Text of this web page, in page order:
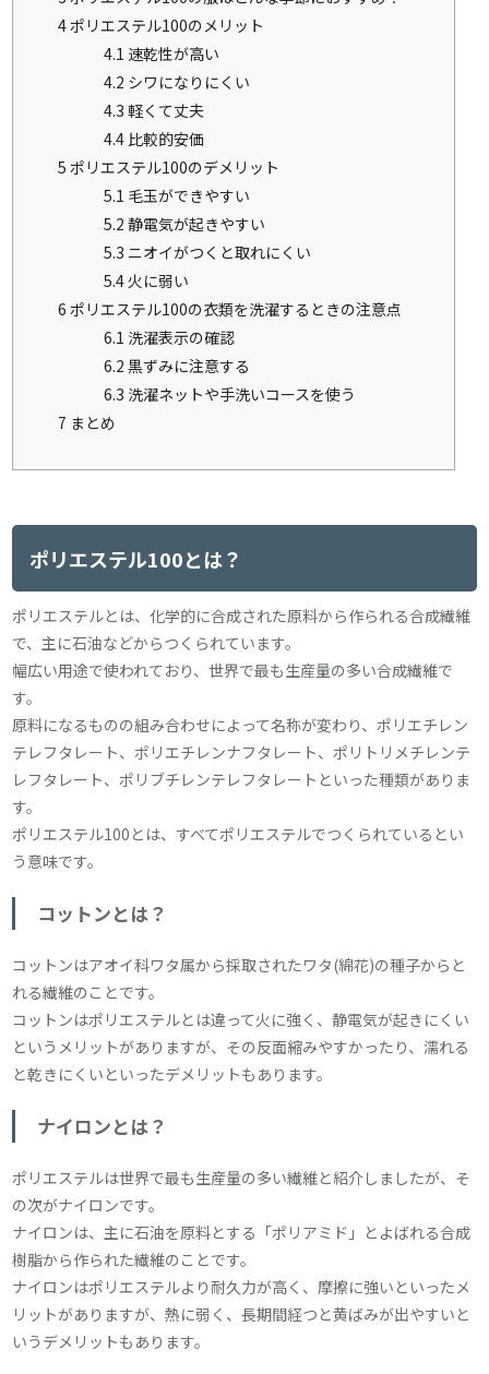
4ポリエステル100のメリット
4.1 速乾性が高い
4.2 シワになりにくい
4.3 軽くて丈夫
4.4 比較的安価
5 ポリエステル100のデメリット
5.1 毛玉ができやすい
5.2 静電気が起きやすい
5.3 ニオイがつくと取れにくい
5.4 火に弱い
6 ポリエステル100の衣類を洗濯するときの注意点
6.1 洗濯表示の確認
6.2 黒ずみに注意する
6.3 洗濯ネットや手洗いコースを使う
7 まとめ
ポリエステル100とは？
ポリエステルとは、化学的に合成された原料から作られる合成繊維
で、主に石油などからつくられています。
幅広い用途で使われており、世界で最も生産量の多い合成繊維で
す。
原料になるものの組み合わせによって名称が変わり、ポリエチレン
テレフタレート、ポリエチレンナフタレート、ポリトリメチレンテ
レフタレート、ポリブチレンテレフタレートといった種類がありま
す。
ポリエステル100とは、すべてポリエステルでつくられているとい
う意味です。
コットンとは？
コットンはアオイ科ワタ属から採取されたワタ(綿花)の種子からと
れる繊維のことです。
コットンはポリエステルとは違って火に強く、静電気が起きにくい
というメリットがありますが、その反面縮みやすかったり、濡れる
と乾きにくいといったデメリットもあります。
ナイロンとは？
ポリエステルは世界で最も生産量の多い繊維と紹介しましたが、そ
の次がナイロンです。
ナイロンは、主に石油を原料とする「ポリアミド」とよばれる合成
樹脂から作られた繊維のことです。
ナイロンはポリエステルより耐久力が高く、摩擦に強いといったメ
リットがありますが、熱に弱く、長期間経つと黄ばみが出やすいと
いうデメリットもあります。